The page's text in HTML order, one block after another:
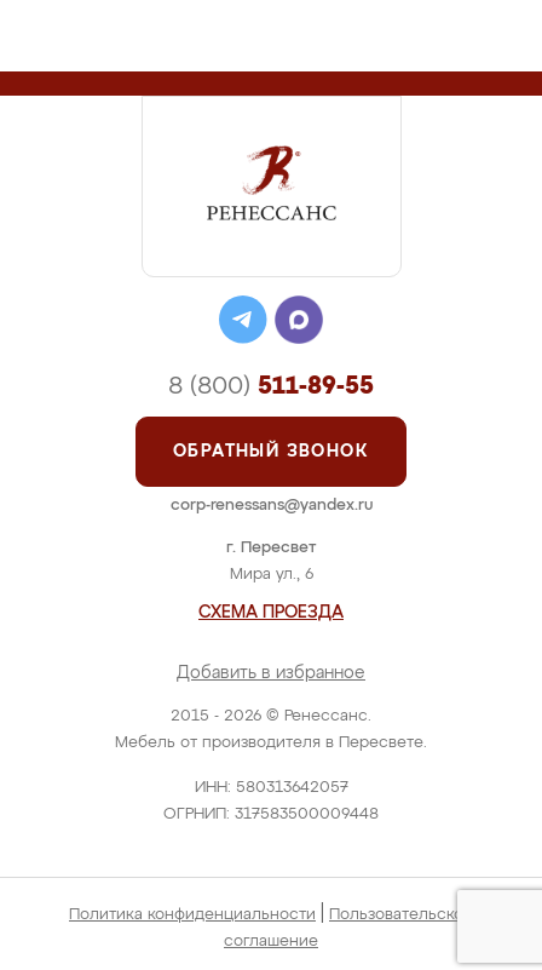
2015 - 2026 © Ренессанс.
Мебель от производителя в Пересвете.
ИНН: 580313642057
ОГРНИП: 317583500009448
г. Пересвет
Мира ул., 6
СХЕМА ПРОЕЗДА
Добавить в избранное
8 (800) 511-89-55
ОБРАТНЫЙ ЗВОНОК
corp-renessans@yandex.ru
Политика конфиденциальности
Пользовательское
соглашение